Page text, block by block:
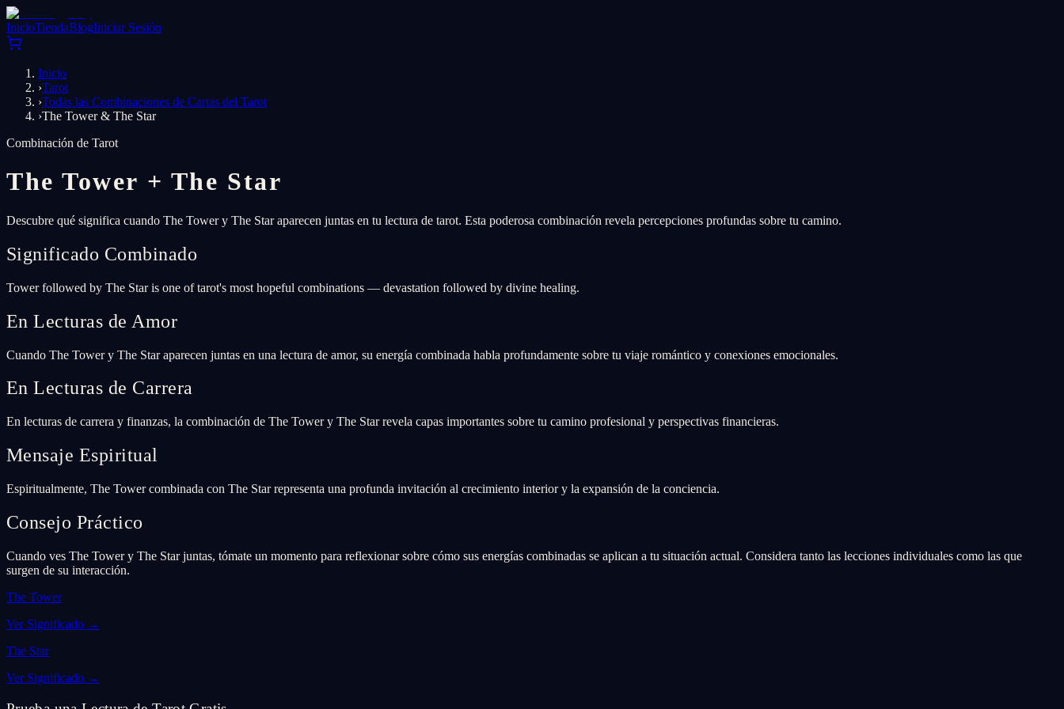
InicioTiendaBlogIniciar Sesión
Inicio
›Tarot
›Todas las Combinaciones de Cartas del Tarot
›The Tower & The Star
Combinación de Tarot
The Tower + The Star
Descubre qué significa cuando The Tower y The Star aparecen juntas en tu lectura de tarot. Esta poderosa combinación revela percepciones profundas sobre tu camino.
Significado Combinado
Tower followed by The Star is one of tarot's most hopeful combinations — devastation followed by divine healing.
En Lecturas de Amor
Cuando The Tower y The Star aparecen juntas en una lectura de amor, su energía combinada habla profundamente sobre tu viaje romántico y conexiones emocionales.
En Lecturas de Carrera
En lecturas de carrera y finanzas, la combinación de The Tower y The Star revela capas importantes sobre tu camino profesional y perspectivas financieras.
Mensaje Espiritual
Espiritualmente, The Tower combinada con The Star representa una profunda invitación al crecimiento interior y la expansión de la conciencia.
Consejo Práctico
Cuando ves The Tower y The Star juntas, tómate un momento para reflexionar sobre cómo sus energías combinadas se aplican a tu situación actual. Considera tanto las lecciones individuales como las que
surgen de su interacción.
The Tower
Ver Significado →
The Star
Ver Significado →